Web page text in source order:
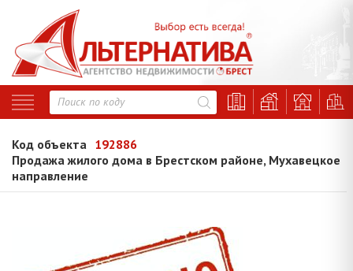
Код объекта 192886
Продажа жилого дома в Брестском районе, Мухавецкое
направление